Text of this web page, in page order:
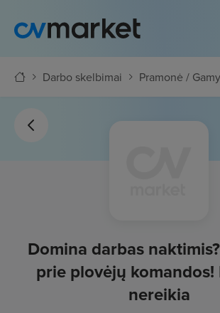
Darbo skelbimai Pramonė /
Domina darbas
prie plovėjų
nereikia